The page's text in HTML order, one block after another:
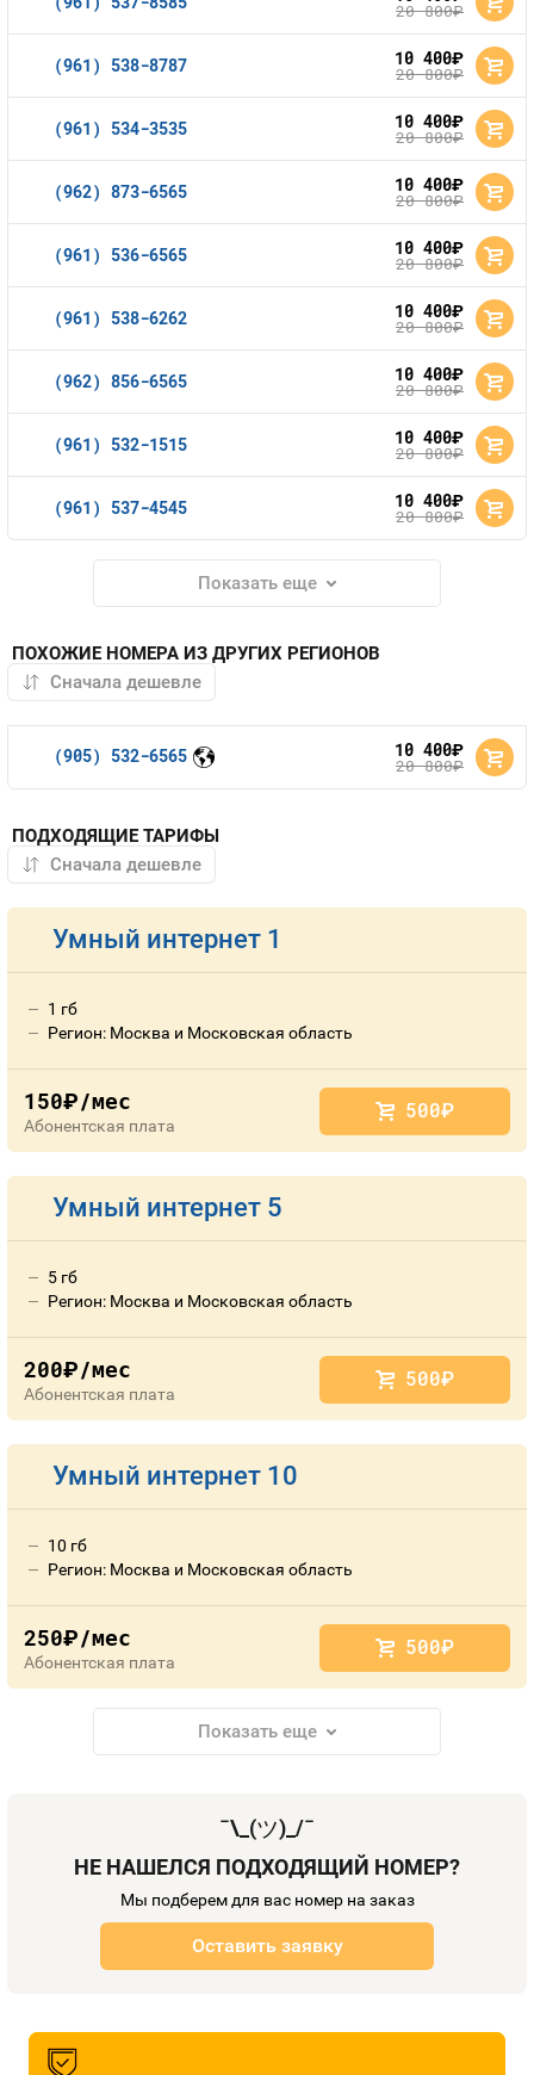
20 800руб.
(961) 538-8787 10 400руб.
20 800руб.
(961) 534-3535 10 400руб.
20 800руб.
(962) 873-6565 10 400руб.
20 800руб.
(961) 536-6565 10 400руб.
20 800руб.
(961) 538-6262 10 400руб.
20 800руб.
(962) 856-6565 10 400руб.
20 800руб.
(961) 532-1515 10 400руб.
20 800руб.
(961) 537-4545 10 400руб.
20 800руб.
Показать еще
ПОХОЖИЕ НОМЕРА ИЗ ДРУГИХ РЕГИОНОВ
(905) 532-6565 10 400руб.
20 800руб.
ПОДХОДЯЩИЕ ТАРИФЫ
Умный интернет 1
1 гб
Регион: Москва и Московская область
150руб./мес
Абонентская плата
500руб.
Умный интернет 5
5 гб
Регион: Москва и Московская область
200руб./мес
Абонентская плата
500руб.
Умный интернет 10
10 гб
Регион: Москва и Московская область
250руб./мес
Абонентская плата
500руб.
Показать еще
¯\_(ツ)_/¯
НЕ НАШЕЛСЯ ПОДХОДЯЩИЙ НОМЕР?
Мы подберем для вас номер на заказ
Оставить заявку